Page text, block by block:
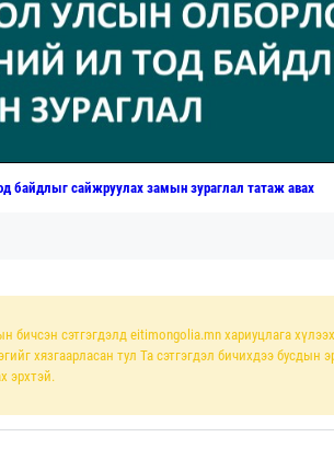
байдлыг сайжруулах замын зураглал татаж авах
бичсэн сэтгэгдэлд eitimongolia.mn хариуцлага
хязгаарласан тул Та сэтгэгдэл бичихдээ бусдын
эрхтэй.